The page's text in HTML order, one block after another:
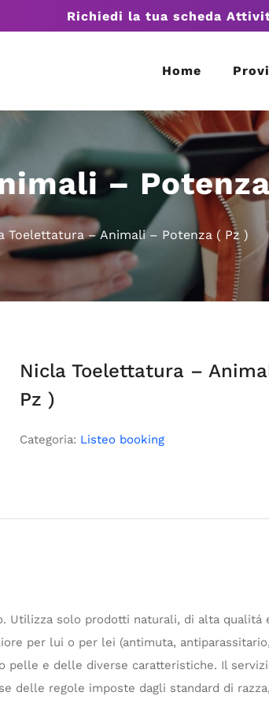
Richiedi la tua scheda
Home
–
Toelettatura – Animali – Potenza ( Pz )
Nicla Toelettatura –
Pz )
Categoria: Listeo booking
solo prodotti naturali, di alta qualitá
per lui o per lei (antimuta,
e delle diverse caratteristiche. Il
delle regole imposte dagli standard di